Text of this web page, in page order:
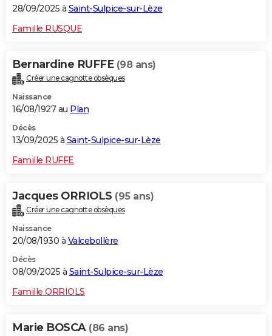
28/09/2025 à Saint-Sulpice-sur-Lèze
Famille RUSQUE
Bernardine RUFFE (98 ans)
Créer une cagnotte obsèques
Naissance
16/08/1927 au Plan
Décès
13/09/2025 à Saint-Sulpice-sur-Lèze
Famille RUFFE
Jacques ORRIOLS (95 ans)
Créer une cagnotte obsèques
Naissance
20/08/1930 à Valcebollère
Décès
08/09/2025 à Saint-Sulpice-sur-Lèze
Famille ORRIOLS
Marie BOSCA (86 ans)